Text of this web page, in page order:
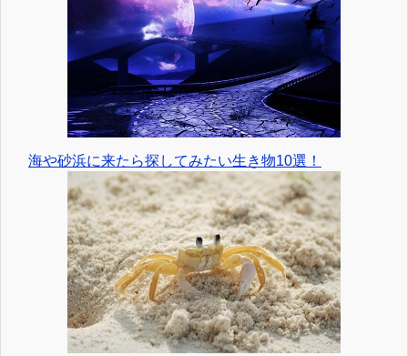
海や砂浜に来たら探してみたい生き物10選！